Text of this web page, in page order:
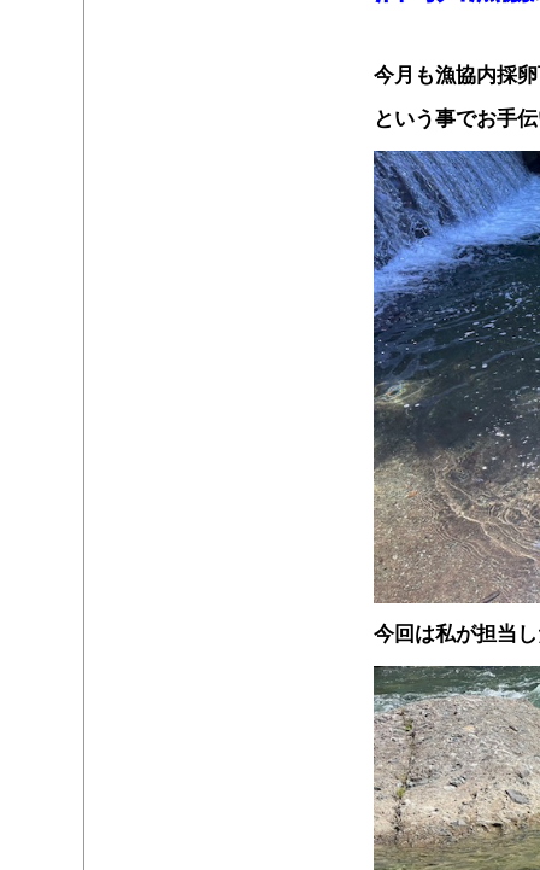
今月も漁協内採
という事でお手
今回は私が担当